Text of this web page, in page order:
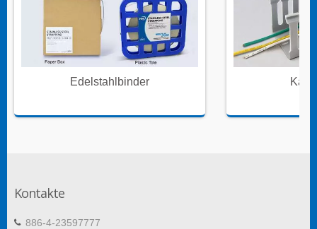
Edelstahlbinder
Kontakte
886-4-23597777